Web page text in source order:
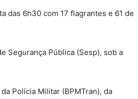
das 6h30 com 17 flagrantes e 61 de
Segurança Pública (Sesp), sob a
Polícia Militar (BPMTran), da